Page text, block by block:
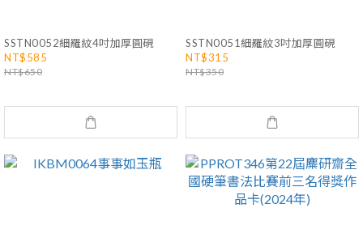
SSTN0052細羅紋4吋加厚圓硯
NT$585
NT$650
SSTN0051細羅紋3吋加厚圓硯
NT$315
NT$350